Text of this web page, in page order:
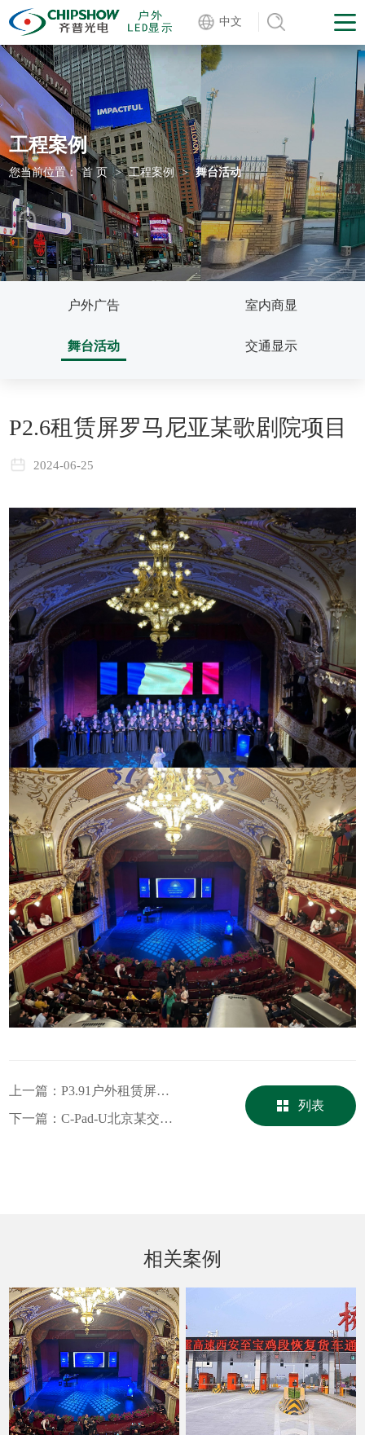
中文
工程案例
您当前位置： 首 页 > 工程案例 > 舞台活动
户外广告 室内商显
舞台活动 交通显示
P2.6租赁屏罗马尼亚某歌剧院项目
2024-06-25
上一篇：P3.91户外租赁屏舞台屏在瑞士MOVA音乐节
下一篇：C-Pad-U北京某交流活动现场舞台屏
列表
相关案例